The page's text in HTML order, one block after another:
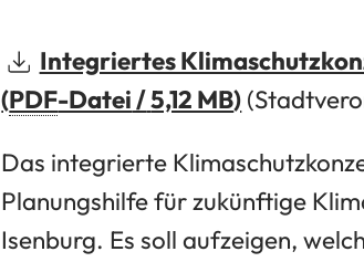
Integriertes
PDF-Datei 5,12 MB
Das integrierte
Planungshilfe für zukünftige
Isenburg. Es soll aufzeigen,